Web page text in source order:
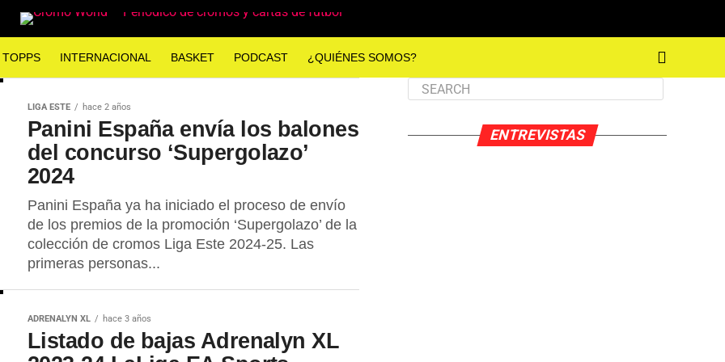
TOPPS INTERNACIONAL BASKET PODCAST ¿QUIÉNES SOMOS?
LIGA ESTE hace 2 años
Panini España envía los balones
del concurso ‘Supergolazo’
2024
Panini España ya ha iniciado el proceso de envío
de los premios de la promoción ‘Supergolazo’ de la
colección de cromos Liga Este 2024-25. Las
primeras personas...
ADRENALYN XL hace 3 años
Listado de bajas Adrenalyn XL
ENTREVISTAS